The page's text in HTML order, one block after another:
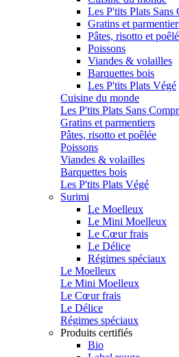
Les P'tits Plats Sans
Gratins et
Pâtes, risotto et
Poissons
Viandes & volailles
Barquettes bois
Les P'tits Plats Végé
Cuisine du monde
Les P'tits Plats Sans
Gratins et parmentiers
Pâtes, risotto et poêlée
Poissons
Viandes & volailles
Barquettes bois
Les P'tits Plats Végé
Surimi
Le Moelleux
Le Mini Moelleux
Le Cœur frais
Le Délice
Régimes spéciaux
Le Moelleux
Le Mini Moelleux
Le Cœur frais
Le Délice
Régimes spéciaux
Produits certifiés
Bio